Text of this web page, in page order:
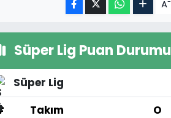
A
Süper Lig Puan Durumu
Süper Lig
Takım O